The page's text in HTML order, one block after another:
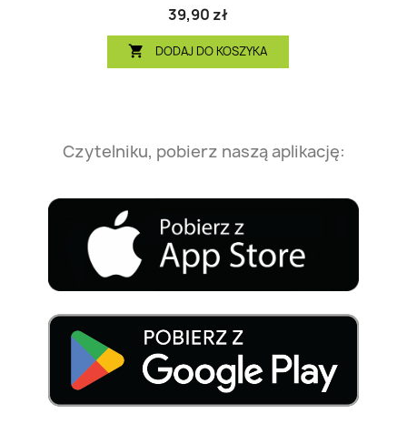
39,90 zł
 DODAJ DO KOSZYKA
Czytelniku, pobierz naszą aplikację: